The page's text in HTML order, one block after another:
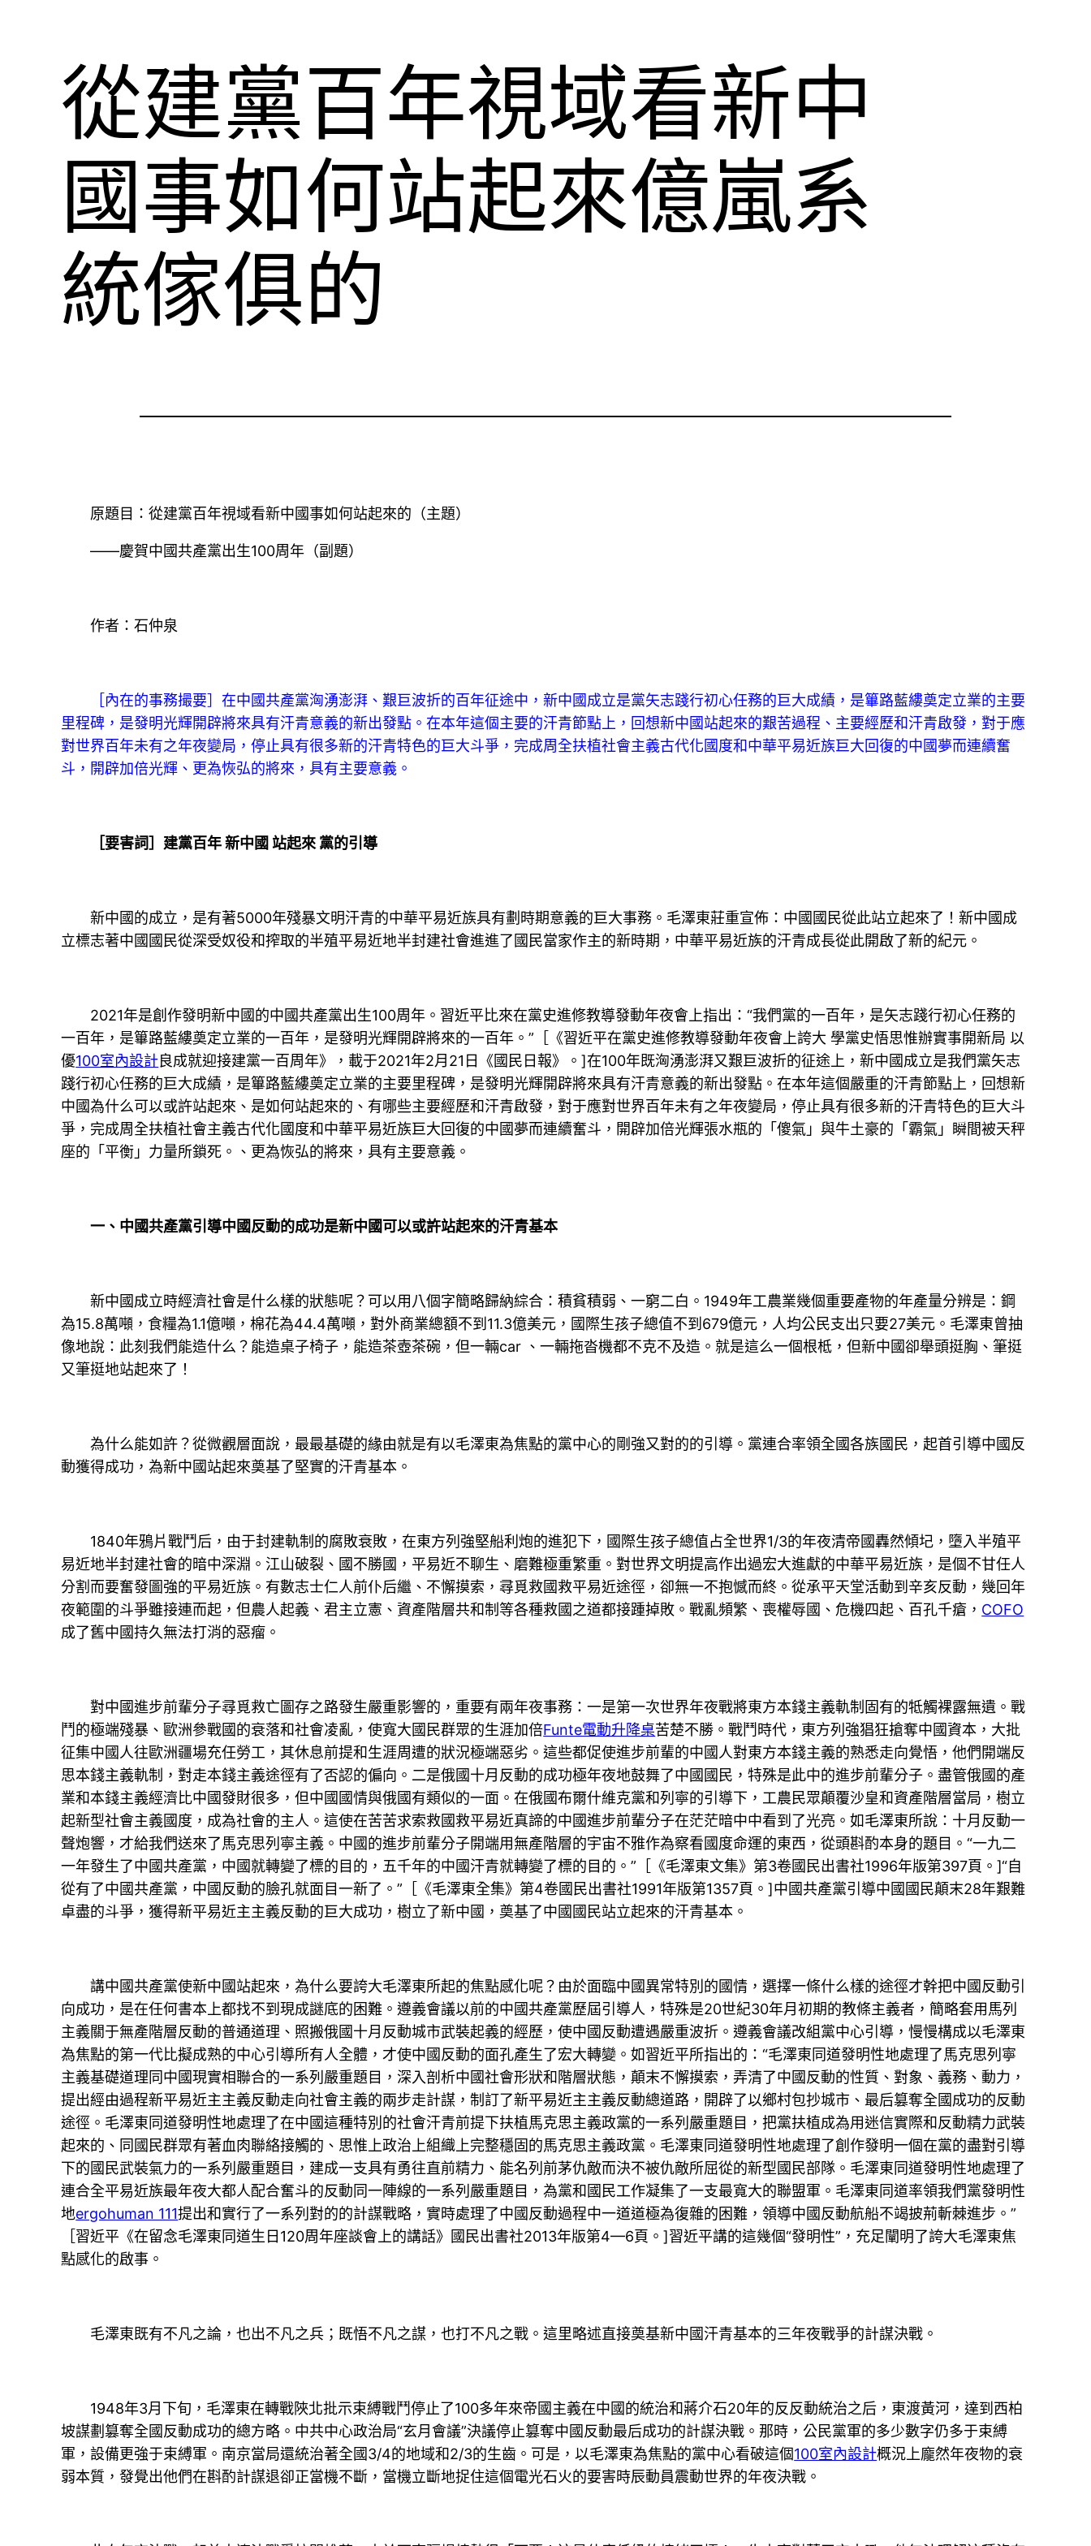
從建黨百年視域看新中
國事如何站起來億嵐系
統傢俱的
原題目：從建黨百年視域看新中國事如何站起來的（主題）
——慶賀中國共產黨出生100周年（副題）
作者：石仲泉
［內在的事務撮要］在中國共產黨洶湧澎湃、艱巨波折的百年征途中，新中國成立是黨矢志踐行初心任務的巨大成績，是篳路藍縷奠定立業的主要
里程碑，是發明光輝開辟將來具有汗青意義的新出發點。在本年這個主要的汗青節點上，回想新中國站起來的艱苦過程、主要經歷和汗青啟發，對于應
對世界百年未有之年夜變局，停止具有很多新的汗青特色的巨大斗爭，完成周全扶植社會主義古代化國度和中華平易近族巨大回復的中國夢而連續奮
斗，開辟加倍光輝、更為恢弘的將來，具有主要意義。
［要害詞］建黨百年 新中國 站起來 黨的引導
新中國的成立，是有著5000年殘暴文明汗青的中華平易近族具有劃時期意義的巨大事務。毛澤東莊重宣佈：中國國民從此站立起來了！新中國成
立標志著中國國民從深受奴役和搾取的半殖平易近地半封建社會進進了國民當家作主的新時期，中華平易近族的汗青成長從此開啟了新的紀元。
2021年是創作發明新中國的中國共產黨出生100周年。習近平比來在黨史進修教導發動年夜會上指出：“我們黨的一百年，是矢志踐行初心任務的
一百年，是篳路藍縷奠定立業的一百年，是發明光輝開辟將來的一百年。”［《習近平在黨史進修教導發動年夜會上誇大 學黨史悟思惟辦實事開新局 以
優100室內設計良成就迎接建黨一百周年》，載于2021年2月21日《國民日報》。]在100年既洶湧澎湃又艱巨波折的征途上，新中國成立是我們黨矢志
踐行初心任務的巨大成績，是篳路藍縷奠定立業的主要里程碑，是發明光輝開辟將來具有汗青意義的新出發點。在本年這個嚴重的汗青節點上，回想新
中國為什么可以或許站起來、是如何站起來的、有哪些主要經歷和汗青啟發，對于應對世界百年未有之年夜變局，停止具有很多新的汗青特色的巨大斗
爭，完成周全扶植社會主義古代化國度和中華平易近族巨大回復的中國夢而連續奮斗，開辟加倍光輝張水瓶的「傻氣」與牛土豪的「霸氣」瞬間被天秤
座的「平衡」力量所鎖死。、更為恢弘的將來，具有主要意義。
一、中國共產黨引導中國反動的成功是新中國可以或許站起來的汗青基本
新中國成立時經濟社會是什么樣的狀態呢？可以用八個字簡略歸納綜合：積貧積弱、一窮二白。1949年工農業幾個重要產物的年產量分辨是：鋼
為15.8萬噸，食糧為1.1億噸，棉花為44.4萬噸，對外商業總額不到11.3億美元，國際生孩子總值不到679億元，人均公民支出只要27美元。毛澤東曾抽
像地說：此刻我們能造什么？能造桌子椅子，能造茶壺茶碗，但一輛car 、一輛拖沓機都不克不及造。就是這么一個根柢，但新中國卻舉頭挺胸、筆挺
又筆挺地站起來了！
為什么能如許？從微觀層面說，最最基礎的緣由就是有以毛澤東為焦點的黨中心的剛強又對的的引導。黨連合率領全國各族國民，起首引導中國反
動獲得成功，為新中國站起來奠基了堅實的汗青基本。
1840年鴉片戰鬥后，由于封建軌制的腐敗衰敗，在東方列強堅船利炮的進犯下，國際生孩子總值占全世界1/3的年夜清帝國轟然傾圮，墮入半殖平
易近地半封建社會的暗中深淵。江山破裂、國不勝國，平易近不聊生、磨難極重繁重。對世界文明提高作出過宏大進獻的中華平易近族，是個不甘任人
分割而要奮發圖強的平易近族。有數志士仁人前仆后繼、不懈摸索，尋覓救國救平易近途徑，卻無一不抱憾而終。從承平天堂活動到辛亥反動，幾回年
夜範圍的斗爭雖接連而起，但農人起義、君主立憲、資產階層共和制等各種救國之道都接踵掉敗。戰亂頻繁、喪權辱國、危機四起、百孔千瘡， COFO
成了舊中國持久無法打消的惡瘤。
對中國進步前輩分子尋覓救亡圖存之路發生嚴重影響的，重要有兩年夜事務：一是第一次世界年夜戰將東方本錢主義軌制固有的牴觸裸露無遺。戰
鬥的極端殘暴、歐洲參戰國的衰落和社會凌亂，使寬大國民群眾的生涯加倍Funte電動升降桌苦楚不勝。戰鬥時代，東方列強猖狂搶奪中國資本，大批
征集中國人往歐洲疆場充任勞工，其休息前提和生涯周遭的狀況極端惡劣。這些都促使進步前輩的中國人對東方本錢主義的熟悉走向覺悟，他們開端反
思本錢主義軌制，對走本錢主義途徑有了否認的偏向。二是俄國十月反動的成功極年夜地鼓舞了中國國民，特殊是此中的進步前輩分子。盡管俄國的產
業和本錢主義經濟比中國發財很多，但中國國情與俄國有類似的一面。在俄國布爾什維克黨和列寧的引導下，工農民眾顛覆沙皇和資產階層當局，樹立
起新型社會主義國度，成為社會的主人。這使在苦苦求索救國救平易近真諦的中國進步前輩分子在茫茫暗中中看到了光亮。如毛澤東所說：十月反動一
聲炮響，才給我們送來了馬克思列寧主義。中國的進步前輩分子開端用無產階層的宇宙不雅作為察看國度命運的東西，從頭斟酌本身的題目。“一九二
一年發生了中國共產黨，中國就轉變了標的目的，五千年的中國汗青就轉變了標的目的。”［《毛澤東文集》第3卷國民出書社1996年版第397頁。]“自
從有了中國共產黨，中國反動的臉孔就面目一新了。”［《毛澤東全集》第4卷國民出書社1991年版第1357頁。]中國共產黨引導中國國民顛末28年艱難
卓盡的斗爭，獲得新平易近主主義反動的巨大成功，樹立了新中國，奠基了中國國民站立起來的汗青基本。
講中國共產黨使新中國站起來，為什么要誇大毛澤東所起的焦點感化呢？由於面臨中國異常特別的國情，選擇一條什么樣的途徑才幹把中國反動引
向成功，是在任何書本上都找不到現成謎底的困難。遵義會議以前的中國共產黨歷屆引導人，特殊是20世紀30年月初期的教條主義者，簡略套用馬列
主義關于無產階層反動的普通道理、照搬俄國十月反動城市武裝起義的經歷，使中國反動遭遇嚴重波折。遵義會議改組黨中心引導，慢慢構成以毛澤東
為焦點的第一代比擬成熟的中心引導所有人全體，才使中國反動的面孔產生了宏大轉變。如習近平所指出的：“毛澤東同道發明性地處理了馬克思列寧
主義基礎道理同中國現實相聯合的一系列嚴重題目，深入剖析中國社會形狀和階層狀態，顛末不懈摸索，弄清了中國反動的性質、對象、義務、動力，
提出經由過程新平易近主主義反動走向社會主義的兩步走計謀，制訂了新平易近主主義反動總道路，開辟了以鄉村包抄城市、最后篡奪全國成功的反動
途徑。毛澤東同道發明性地處理了在中國這種特別的社會汗青前提下扶植馬克思主義政黨的一系列嚴重題目，把黨扶植成為用迷信實際和反動精力武裝
起來的、同國民群眾有著血肉聯絡接觸的、思惟上政治上組織上完整穩固的馬克思主義政黨。毛澤東同道發明性地處理了創作發明一個在黨的盡對引導
下的國民武裝氣力的一系列嚴重題目，建成一支具有勇往直前精力、能名列前茅仇敵而決不被仇敵所屈從的新型國民部隊。毛澤東同道發明性地處理了
連合全平易近族最年夜大都人配合奮斗的反動同一陣線的一系列嚴重題目，為黨和國民工作凝集了一支最寬大的聯盟軍。毛澤東同道率領我們黨發明性
地ergohuman 111提出和實行了一系列對的的計謀戰略，實時處理了中國反動過程中一道道極為復雜的困難，領導中國反動航船不竭披荊斬棘進步。”
［習近平《在留念毛澤東同道生日120周年座談會上的講話》國民出書社2013年版第4—6頁。]習近平講的這幾個“發明性”，充足闡明了誇大毛澤東焦
點感化的啟事。
毛澤東既有不凡之論，也出不凡之兵；既悟不凡之謀，也打不凡之戰。這里略述直接奠基新中國汗青基本的三年夜戰爭的計謀決戰。
1948年3月下旬，毛澤東在轉戰陜北批示束縛戰鬥停止了100多年來帝國主義在中國的統治和蔣介石20年的反反動統治之后，東渡黃河，達到西柏
坡謀劃篡奪全國反動成功的總方略。中共中心政治局“玄月會議”決議停止篡奪中國反動最后成功的計謀決戰。那時，公民黨軍的多少數字仍多于束縛
軍，設備更強于束縛軍。南京當局還統治著全國3/4的地域和2/3的生齒。可是，以毛澤東為焦點的黨中心看破這個100室內設計概況上龐然年夜物的衰
弱本質，發覺出他們在斟酌計謀退卻正當機不斷，當機立斷地捉住這個電光石火的要害時辰動員震動世界的年夜決戰。